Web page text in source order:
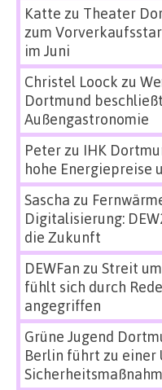
Katte zu Theater
zum
im Juni
Christel Loock zu
Dortmund
Außengastronomie
Peterzu IHK
hohe Energiepreise
Sascha zu
Digitalisierung:
die Zukunft
DEWFan zu Streit
fühlt sich durch
angegriffen
Grüne Jugend
Berlin führt zu